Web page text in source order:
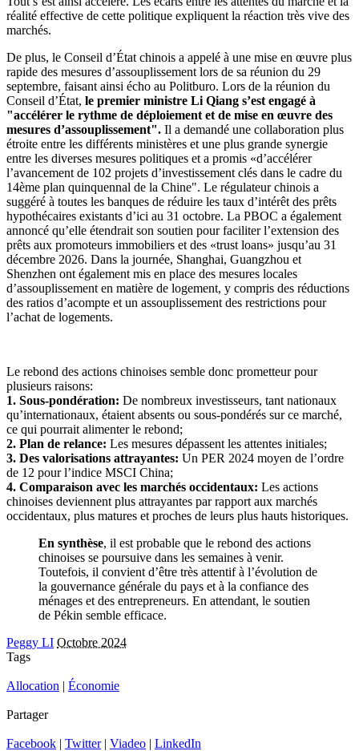
réalité effective de cette politique expliquent la réaction très vive des
marchés.
De plus, le Conseil d’État chinois a appelé à une mise en œuvre plus
rapide des mesures d’assouplissement lors de sa réunion du 29
septembre, faisant ainsi écho au Politburo. Lors de la réunion du
Conseil d’État, le premier ministre Li Qiang s’est engagé à
"accélérer le rythme de déploiement et de mise en œuvre des
mesures d’assouplissement". Il a demandé une collaboration plus
étroite entre les différents ministères et une plus grande synergie
entre les diverses mesures politiques et a promis «d’accélérer
l’avancement de 102 projets d’investissement clés dans le cadre du
14ème plan quinquennal de la Chine". Le régulateur chinois a
suggéré à toutes les banques de réduire les taux d’intérêt des prêts
hypothécaires existants d’ici au 31 octobre. La PBOC a également
annoncé qu’elle étendrait son soutien pour faciliter l’extension des
prêts aux promoteurs immobiliers et des «trust loans» jusqu’au 31
décembre 2026. Dans la journée, Shanghai, Guangzhou et
Shenzhen ont également mis en place des mesures locales
d’assouplissement en matière de logement, y compris des réductions
des ratios d’acompte et un assouplissement des restrictions pour
l’achat de logements.
Le rebond des actions chinoises semble donc prometteur pour
plusieurs raisons:
1. Sous-pondération: De nombreux investisseurs, tant nationaux
qu’internationaux, étaient absents ou sous-pondérés sur ce marché,
ce qui pourrait alimenter le rebond;
2. Plan de relance: Les mesures dépassent les attentes initiales;
3. Des valorisations attrayantes: Un PER 2024 moyen de l’ordre
de 12 pour l’indice MSCI China;
4. Comparaison avec les marchés occidentaux: Les actions
chinoises deviennent plus attrayantes par rapport aux marchés
occidentaux, plus matures et proches de leurs plus hauts historiques.
En synthèse, il est probable que le rebond des actions
chinoises se poursuive dans les semaines à venir.
Toutefois, il convient d’être très attentif à l’évolution de
la gouvernance générale du pays et à la confiance des
ménages et des entrepreneurs. En attendant, le soutien
de Pékin semble efficace.
Peggy LI Octobre 2024
Tags
Allocation | Économie
Partager
Facebook | Twitter| Viadeo | LinkedIn